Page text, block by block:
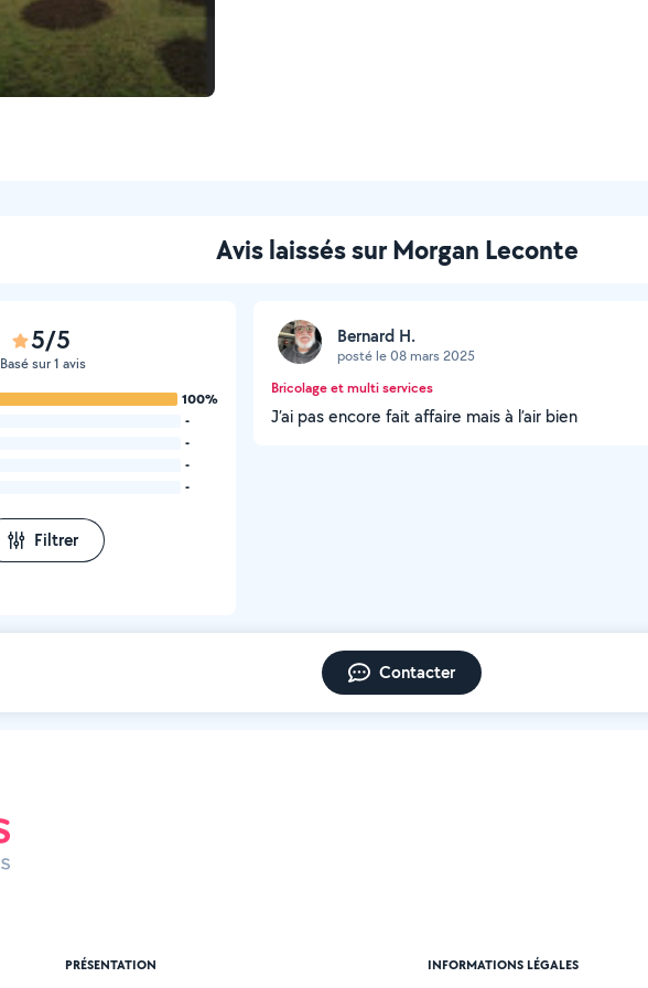
Avis laissés sur Morgan Leconte
5/5
Basé sur 1 avis
100%
-
-
-
-
Filtrer
Bernard H.
posté le 08 mars 2025
Bricolage et multi services
J’ai pas encore fait affaire mais à l’air bien
Contacter
PRÉSENTATION INFORMATIONS LÉGALES